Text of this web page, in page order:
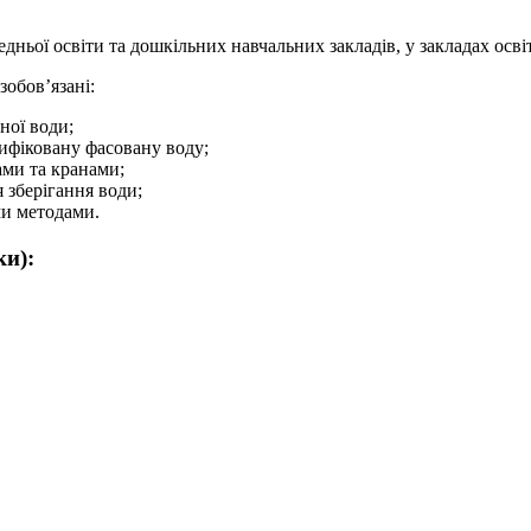
освіти та дошкільних навчальних закладів, у закладах
води;
фасовану воду;
та кранами;
води;
методами.